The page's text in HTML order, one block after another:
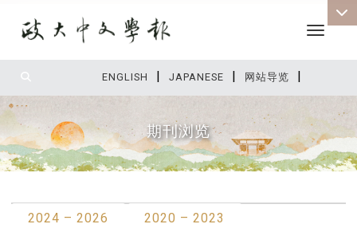
ENGLISH | JAPANESE | 网站导览 |
Toggle
期刊浏览
2024 – 2026
2020 – 2023